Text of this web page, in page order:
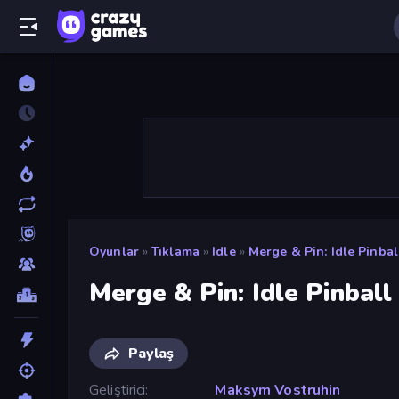
Oyunlar » Tıklama » Idle » Merge & Pin: Idle
Merge & Pin: Idle Pinball
Paylaş
Geliştirici
Maksym Vostruhin